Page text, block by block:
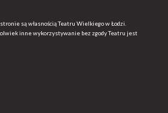
są własnością Teatru Wielkiego w Łodzi.
inne wykorzystywanie bez zgody Teatru jest